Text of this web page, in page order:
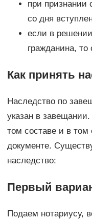
при признании
со дня
если в
гражданина, то
Как принять
Наследство по
указан в
том составе и в том
документе.
наследство:
Первый
Подаем нотариусу,